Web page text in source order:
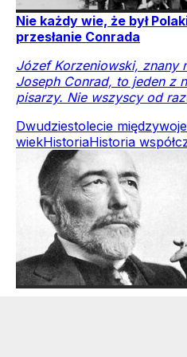
Nie każdy wie, że był
przesłanie Conrada
Józef Korzeniowski, znany
Joseph Conrad, to jeden z
pisarzy. Nie wszyscy od
Dwudziestolecie
wiekHistoriaHistoria